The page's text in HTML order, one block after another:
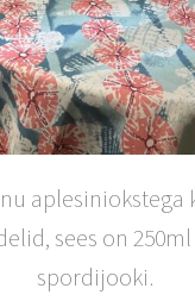
aplesiniokstega
sees on
spordijooki.